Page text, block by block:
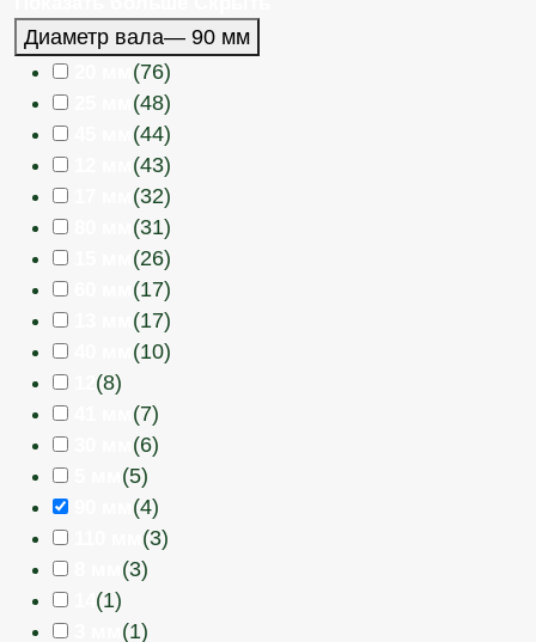
Диаметр вала— 90 мм
(76)
(48)
(44)
(43)
(32)
(31)
(26)
(17)
(17)
(10)
(8)
(7)
(6)
(5)
(4)
(3)
(3)
(1)
(1)